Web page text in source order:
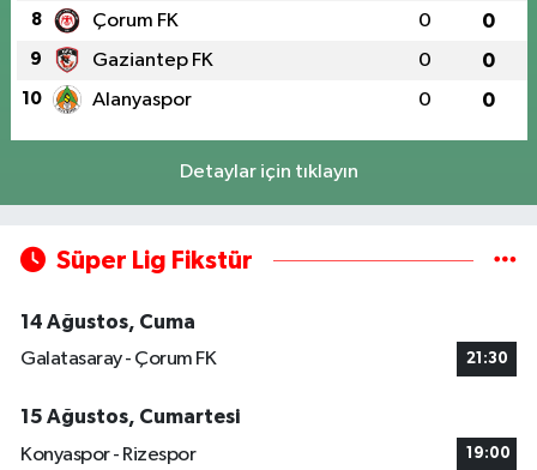
8 Çorum FK 0 0
9 Gaziantep FK 0 0
10 Alanyaspor 0 0
Detaylar için tıklayın
Süper Lig Fikstür
14 Ağustos, Cuma
Galatasaray - Çorum FK
21:30
15 Ağustos, Cumartesi
Konyaspor - Rizespor
19:00